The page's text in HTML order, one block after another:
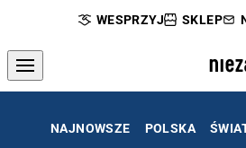
WESPRZYJ SKLEP
NAJNOWSZE POLSKA